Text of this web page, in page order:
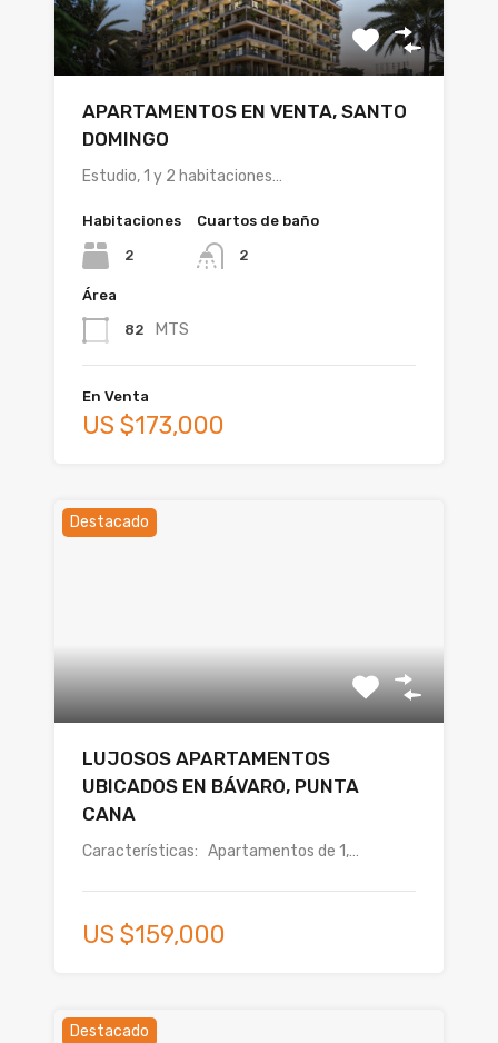
APARTAMENTOS EN VENTA, SANTO
DOMINGO
Estudio, 1 y 2 habitaciones…
Habitaciones
2
Cuartos de baño
2
Área
82 MTS
En Venta
US $173,000
Destacado
LUJOSOS APARTAMENTOS
UBICADOS EN BÁVARO, PUNTA
CANA
Características: Apartamentos de 1,…
US $159,000
Destacado